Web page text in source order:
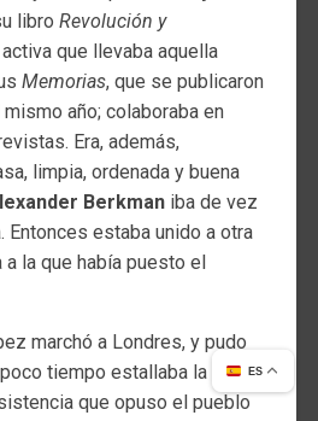
libro Revolución y
activa que llevaba aquella
Memorias, que se publicaron
año; colaboraba en
Era, además,
limpia, ordenada y buena
Berkmaniba de vez
Entonces estaba unido a otra
la que había puesto el
marchó a Londres, y pudo
tiempo estallaba la guerra
que opuso el pueblo
ES